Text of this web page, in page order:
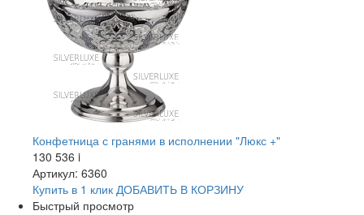
Конфетница с гранями в исполнении "Люкс +"
130 536 i
Артикул: 6360
Купить в 1 клик ДОБАВИТЬ В КОРЗИНУ
Быстрый просмотр